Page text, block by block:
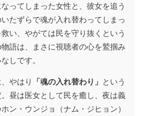
ってしまった女性と、彼女を追う
たずらで魂が入れ替わってしまっ
い、やがては民を守り抜くという
語は、まさに視聴者の心を鷲掴み
しです。
やはり 「魂の入れ替わり」 という
昼は医女として民を癒し、夜は義
ン・ウンジョ（ナム・ジヒョン）